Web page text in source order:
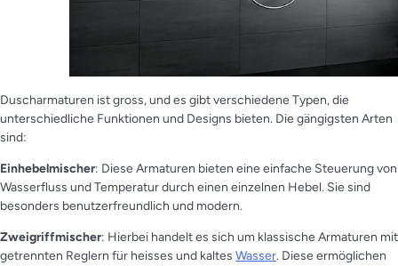
Duscharmaturen ist gross, und es gibt verschiedene Typen, die
unterschiedliche Funktionen und Designs bieten. Die gängigsten Arten
sind:
Einhebelmischer: Diese Armaturen bieten eine einfache Steuerung von
Wasserfluss und Temperatur durch einen einzelnen Hebel. Sie sind
besonders benutzerfreundlich und modern.
Zweigriffmischer: Hierbei handelt es sich um klassische Armaturen mit
getrennten Reglern für heisses und kaltes Wasser. Diese ermöglichen